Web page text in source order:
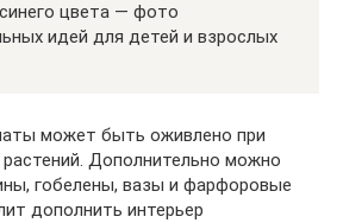
цвета — фото
идей для детей и взрослых
может быть оживлено при
Дополнительно можно
гобелены, вазы и фарфоровые
дополнить интерьер